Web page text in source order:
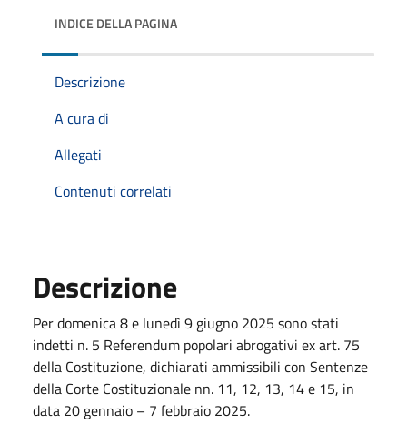
INDICE DELLA PAGINA
Descrizione
A cura di
Allegati
Contenuti correlati
Descrizione
Per domenica 8 e lunedì 9 giugno 2025 sono stati
indetti n. 5 Referendum popolari abrogativi ex art. 75
della Costituzione, dichiarati ammissibili con Sentenze
della Corte Costituzionale nn. 11, 12, 13, 14 e 15, in
data 20 gennaio – 7 febbraio 2025.